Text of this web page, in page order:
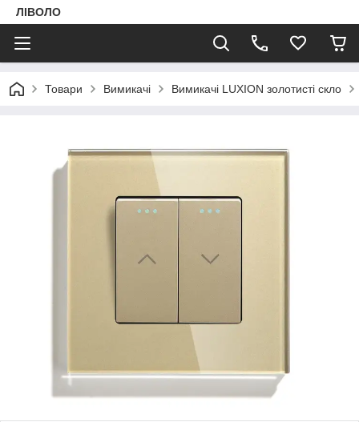
ЛІВОЛО
Товари Вимикачі Вимикачі LUXION золотисті скло